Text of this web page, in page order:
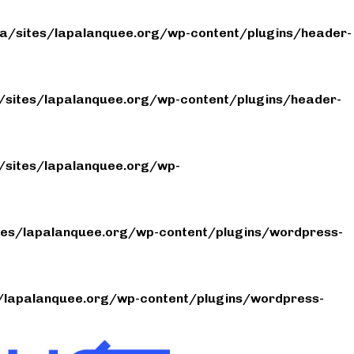
sites/lapalanquee.org/wp-content/plugins/header-
lapalanquee.org/wp-content/plugins/header-
lapalanquee.org/wp-
lapalanquee.org/wp-content/plugins/wordpress-
wp-content/plugins/wordpress-